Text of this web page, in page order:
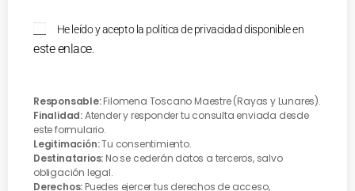
He leído y acepto la política de privacidad disponible en
este enlace
Responsable:Filomena Toscano Maestre (Rayas y Lunares).
Finalidad:Atender y responder tu consulta enviada desde
este formulario.
Legitimación:Tu consentimiento.
Destinatarios: No se cederán datos a terceros, salvo
obligación legal.
Derechos: Puedes ejercer tus derechos de acceso,